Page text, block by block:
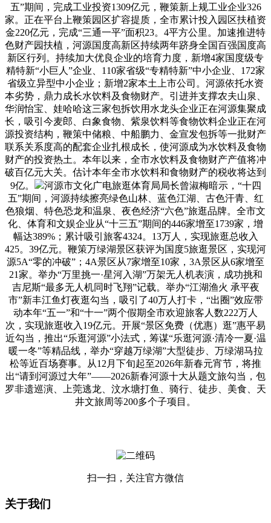
五”期间，完成工业投资1309亿元，鞭策新上规工业企业326
家。正在平台上鞭策园区扩容提质，全市累计投入园区扶植资
金220亿元，完成“三通一平”面积23。4平方公里。加速推进特
色财产园扶植，河源国度高新区持续两年跻身全国百强国度高
新区行列。持续加大优良企业的培育力度，新增4家国度级专
精特新“小巨人”企业、110家省级“专精特新”中小企业、172家
省级立异型中小企业；新增2家本土上市公司。河源依托水资
本劣势，鼎力成长水饮料及食物财产。引进并支撑农夫山泉、
华润怡宝、娃哈哈这三家包拆饮用水龙头企业正在河源集聚成
长，吸引今麦郎、白象食物、紫泉饮料等食物饮料企业正在河
源投资结构，鞭策中储粮、中船鹏力、金宣发包拆等一批财产
联系关系度高的配套企业扎根成长，使河源成为水饮料及食物
财产的投资热土。本年以来，全市水饮料及食物财产产值将冲
破百亿元大关。估计本年全市水饮料和食物财产的税收将达到
9亿。
河源市文化广电旅逛体育局局长曾淑梅暗示，“十四
五”期间，河源持续擦亮绿色山林、蓝色江湖、古色汗青、红
色狼烟、特色恐龙和温泉、夜色经济“六色”旅逛品牌。全市文
化、体育和文娱企业从“十三五”期间的446家增至1739家，增
幅达389%；累计吸引旅客4324。13万人，实现旅逛总收入
425。39亿元。鞭策万绿湖景区获评为国度5旅逛景区，实现河
源5A“零的冲破”；4A景区从7家增至10家，3A景区从6家增至
21家。举办“万里挑一·星河入湖”万架无人机表演，成功挑和
吉尼斯“最多无人机同时飞翔”记载。举办“江湖渔火 承平夜
市”新丰江鱼灯夜逛勾当，吸引了40万人打卡，“出圈”效应带
动本年“五一”和“十一”两个假期全市欢迎旅客人数222万人
次，实现旅逛收入19亿元。开展“景区免费（优惠）逛”惠平易
近勾当，推出“乐逛河源”小法式，筹谋“乐逛河源·清冷一夏·温
暖一冬”等精品线，举办“穿越万绿湖”大型徒步、万绿湖马拉
松等近百场赛事。从12月下旬起至2026年新春元宵节，将推
出“请到河源过大年”——2026新春河源十大从题文旅勾当，包
罗非遗巡演、上莞逃龙、汶水塘打鱼、骑行、徒步、美食、天
井文旅周等200多个子项目。
扫一扫，关注官方微信
关于我们